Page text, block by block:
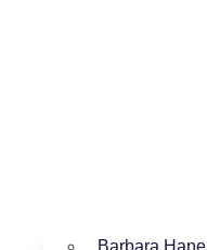
Barbara Hane